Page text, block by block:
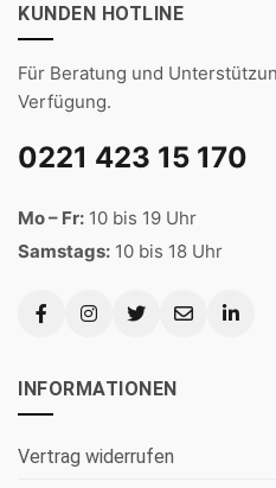
KUNDEN HOTLINE
Für Beratung und
Verfügung.
0221 423 15 170
Mo – Fr: 10 bis 19 Uhr
Samstags: 10 bis 18 Uhr
INFORMATIONEN
Vertrag widerrufen